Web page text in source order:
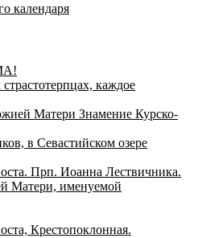
календаря
каждое
Матери Знамение Курско-
в Севастийском озере
Прп. Иоанна Лествичника.
Матери, именуемой
Крестопоклонная.